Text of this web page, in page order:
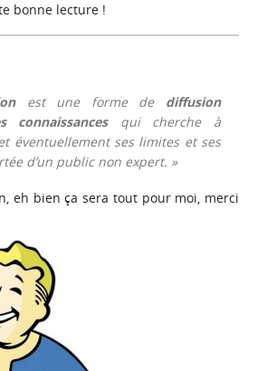
bonne lecture !
est une forme de diffusion
connaissancesqui cherche à
éventuellement ses limites et ses
d’un public non expert. »
eh bien ça sera tout pour moi, merci